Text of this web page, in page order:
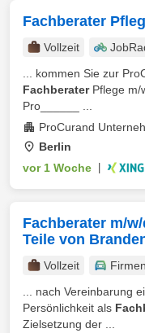
Fachberater
Vollzeit
... kommen Sie zur
FachberaterPflege m/
Pro______ ...
ProCurand
Berlin
vor 1 Woche
Fachberater m/
Teile von
Vollzeit
... nach Vereinbarung
Persönlichkeit als
Zielsetzung der ...